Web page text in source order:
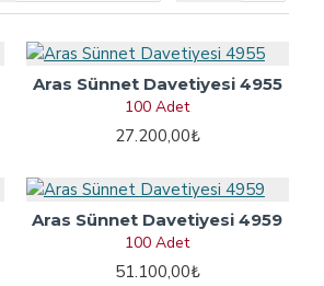
Aras Sünnet Davetiyesi 4955
100 Adet
27.200,00₺
Aras Sünnet Davetiyesi 4959
100 Adet
51.100,00₺